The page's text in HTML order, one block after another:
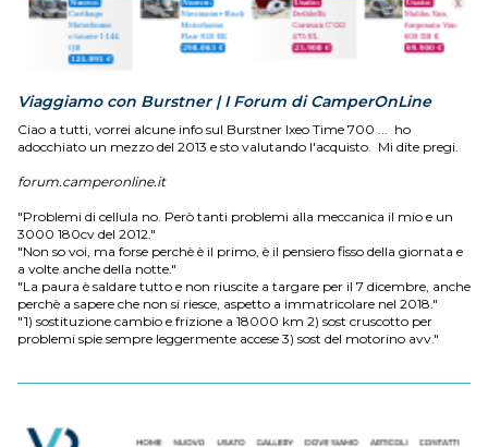
Viaggiamo con Burstner | I Forum di CamperOnLine
Ciao a tutti, vorrei alcune info sul Burstner Ixeo Time 700 ... ho
adocchiato un mezzo del 2013 e sto valutando l'acquisto. Mi dite pregi.
forum.camperonline.it
"Problemi di cellula no. Però tanti problemi alla meccanica il mio e un
3000 180cv del 2012."
"Non so voi, ma forse perchè è il primo, è il pensiero fisso della giornata e
a volte anche della notte."
"La paura è saldare tutto e non riuscite a targare per il 7 dicembre, anche
perchè a sapere che non si riesce, aspetto a immatricolare nel 2018."
"1) sostituzione cambio e frizione a 18000 km 2) sost cruscotto per
problemi spie sempre leggermente accese 3) sost del motorino avv."